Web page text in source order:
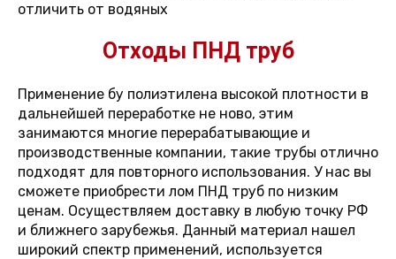
отличить от водяных
Отходы ПНД труб
Применение бу полиэтилена высокой плотности в
дальнейшей переработке не ново, этим
занимаются многие перерабатывающие и
производственные компании, такие трубы отлично
подходят для повторного использования. У нас вы
сможете приобрести лом ПНД труб по низким
ценам. Осуществляем доставку в любую точку РФ
и ближнего зарубежья. Данный материал нашел
широкий спектр применений, используется